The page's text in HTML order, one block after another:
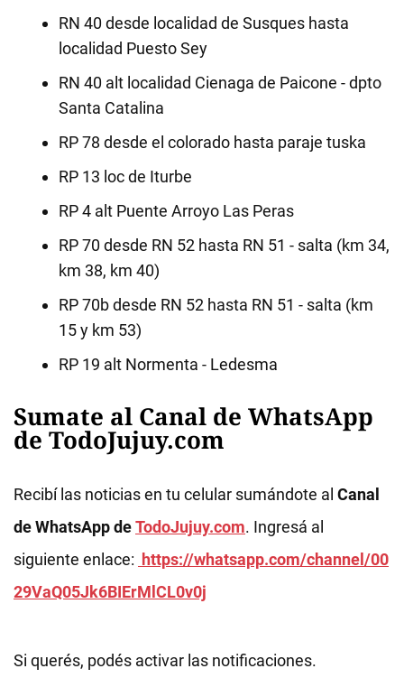
RN 40 desde localidad de Susques hasta
localidad Puesto Sey
RN 40 alt localidad Cienaga de Paicone - dpto
Santa Catalina
RP 78 desde el colorado hasta paraje tuska
RP 13 loc de Iturbe
RP 4 alt Puente Arroyo Las Peras
RP 70 desde RN 52 hasta RN 51 - salta (km 34,
km 38, km 40)
RP 70b desde RN 52 hasta RN 51 - salta (km
15 y km 53)
RP 19 alt Normenta - Ledesma
Sumate al Canal de WhatsApp
de TodoJujuy.com
Recibí las noticias en tu celular sumándote al Canal
de WhatsApp deTodoJujuy.com. Ingresá al
siguiente enlace: https://whatsapp.com/channel/00
29VaQ05Jk6BIErMlCL0v0j
Si querés, podés activar las notificaciones.